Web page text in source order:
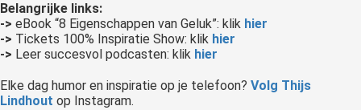
Belangrijke links:
-> eBook “8 Eigenschappen van Geluk”: klik hier
-> Tickets 100% Inspiratie Show: klik hier
-> Leer succesvol podcasten: klik hier
Elke dag humor en inspiratie op je telefoon? Volg Thijs
Lindhout op Instagram.